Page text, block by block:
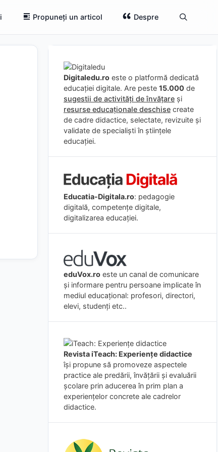
Propuneți un articol Despre
Digitaledu.ro este o platformă dedicată
educației digitale. Are peste 15.000 de
sugestii de activități de învățare și
resurse educaționale deschise create
de cadre didactice, selectate, revizuite și
validate de specialiști în științele
educației.
Educatia-Digitala.ro: pedagogie
digitală, competențe digitale,
digitalizarea educației.
eduVox.ro este un canal de comunicare
și informare pentru persoane implicate în
mediul educațional: profesori, directori,
elevi, studenți etc..
Revista iTeach: Experienţe didactice
îşi propune să promoveze aspectele
practice ale predării, învăţării şi evaluării
şcolare prin aducerea în prim plan a
experienţelor concrete ale cadrelor
didactice.